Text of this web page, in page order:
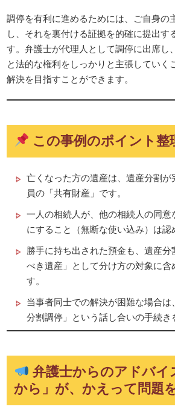
調停を有利に進めるためには、ご自身の
し、それを裏付ける証拠を的確に提出す
す。弁護士が代理人として調停に出席し
と法的な権利をしっかりと主張していく
解決を目指すことができます。
この事例のポイント整
亡くなった方の遺産は、遺産分割
員の「共有財産」です。
一人の相続人が、他の相続人の同
にすること（無断な使い込み）は認
勝手に持ち出された預金も、遺産
べき遺産」として分け方の対象に含
す。
当事者同士での解決が困難な場合
分割調停」という話し合いの手続き
弁護士からのアドバイ
から」が、かえって問題